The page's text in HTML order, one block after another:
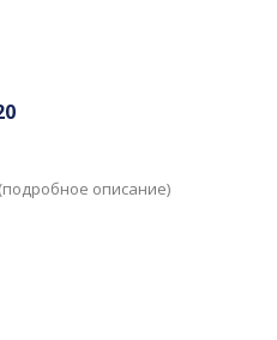
(подробное описание)